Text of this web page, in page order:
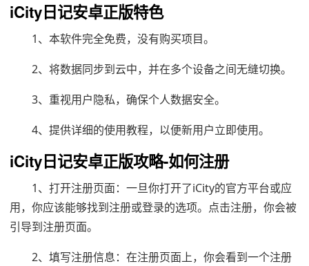
iCity日记安卓正版特色
1、本软件完全免费，没有购买项目。
2、将数据同步到云中，并在多个设备之间无缝切换。
3、重视用户隐私，确保个人数据安全。
4、提供详细的使用教程，以便新用户立即使用。
iCity日记安卓正版攻略-如何注册
1、打开注册页面：一旦你打开了iCity的官方平台或应
用，你应该能够找到注册或登录的选项。点击注册，你会被
引导到注册页面。
2、填写注册信息：在注册页面上，你会看到一个注册